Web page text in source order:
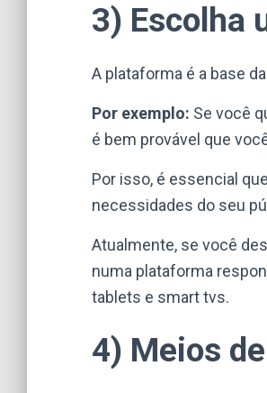
3) Escolha
A plataforma é a base
Por exemplo: Se você
é bem provável que
Por isso, é essencial
necessidades do seu
Atualmente, se você
numa plataforma
tablets e smart tvs.
4) Meios